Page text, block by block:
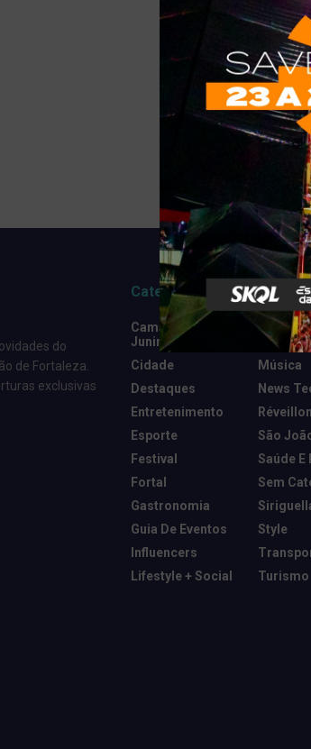
do
de Fortaleza.
exclusivas
Categorias
Camarote Vip
Junino
Cidade
Destaques
Entretenimento
Esporte
Festival
Fortal
Gastronomia
Guia De Eventos
Influencers
Lifestyle + Social
Música
News
São
Saúde E
Sem
Style
Turismo